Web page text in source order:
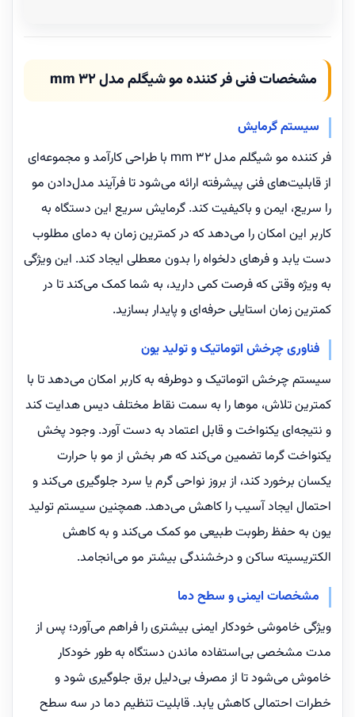
مشخصات فنی فر کننده مو شیگلم مدل 32 mm
سیستم گرمایش
فر کننده مو شیگلم مدل 32 mm با طراحی کارآمد و مجموعه‌ای
از قابلیت‌های فنی پیشرفته ارائه می‌شود تا فرآیند مدل‌دادن مو
را سریع، ایمن و باکیفیت کند. گرمایش سریع این دستگاه به
کاربر این امکان را می‌دهد که در کمترین زمان به دمای مطلوب
دست یابد و فرهای دلخواه را بدون معطلی ایجاد کند. این ویژگی
به ویژه وقتی که فرصت کمی دارید، به شما کمک می‌کند تا در
کمترین زمان استایلی حرفه‌ای و پایدار بسازید.
فناوری چرخش اتوماتیک و تولید یون
سیستم چرخش اتوماتیک و دوطرفه به کاربر امکان می‌دهد تا با
کمترین تلاش، موها را به سمت نقاط مختلف دیس هدایت کند
و نتیجه‌ای یکنواخت و قابل اعتماد به دست آورد. وجود پخش
یکنواخت گرما تضمین می‌کند که هر بخش از مو با حرارت
یکسان برخورد کند، از بروز نواحی گرم یا سرد جلوگیری می‌کند و
احتمال ایجاد آسیب را کاهش می‌دهد. همچنین سیستم تولید
یون به حفظ رطوبت طبیعی مو کمک می‌کند و به کاهش
الکتریسیته ساکن و درخشندگی بیشتر مو می‌انجامد.
مشخصات ایمنی و سطح دما
ویژگی خاموشی خودکار ایمنی بیشتری را فراهم می‌آورد؛ پس از
مدت مشخصی بی‌استفاده ماندن دستگاه به طور خودکار
خاموش می‌شود تا از مصرف بی‌دلیل برق جلوگیری شود و
خطرات احتمالی کاهش یابد. قابلیت تنظیم دما در سه سطح